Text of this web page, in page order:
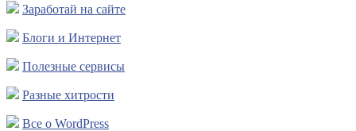
Заработай на сайте
Блоги и Интернет
Полезные сервисы
Разные хитрости
Все о WordPress